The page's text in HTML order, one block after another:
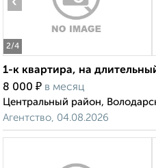
2/4
1-к квартира, на
8 000 ₽ в месяц
Центральный район,
Агентство, 04.08.2026